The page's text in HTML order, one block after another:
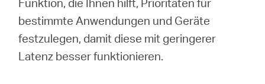
Deutschland
bestimmte Anwendungen und Geräte
festzulegen, damit diese mit geringerer
Latenz besser funktionieren.